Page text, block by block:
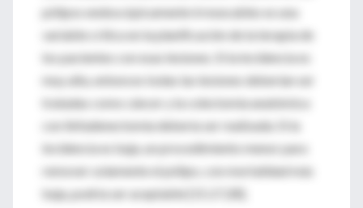
pólipos endoscópicamente irresecables es una
variable crítica en la planificación de la terapia de
los pacientes con esas lesiones. Si la incidencia es
muy alta, entonces todas las lesiones deberían ser
tratadas como cáncer y la colectomía anatómica
con linfadenectomía debería ser realizada. Si la
incidencia es baja, un procedimiento menor para
remover solamente el pólipo, con mortalidad más
baja, podría ser aceptable [15,17,28].